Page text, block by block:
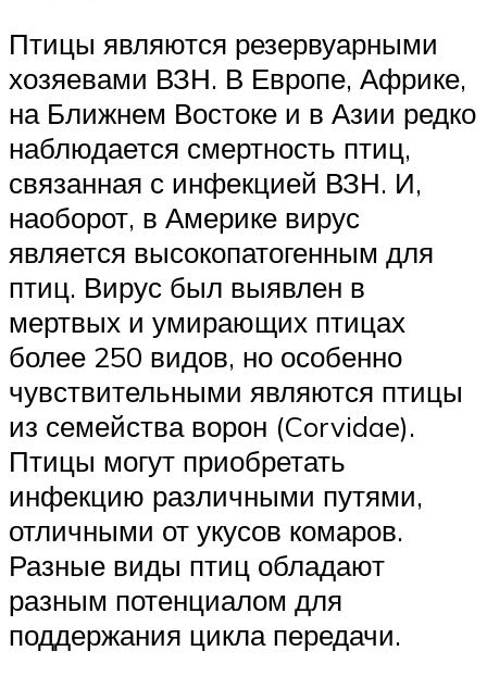
Птицы являются резервуарными
хозяевами ВЗН. В Европе, Африке,
на Ближнем Востоке и в Азии редко
наблюдается смертность птиц,
связанная с инфекцией ВЗН. И,
наоборот, в Америке вирус
является высокопатогенным для
птиц. Вирус был выявлен в
мертвых и умирающих птицах
более 250 видов, но особенно
чувствительными являются птицы
из семейства ворон (Corvidae).
Птицы могут приобретать
инфекцию различными путями,
отличными от укусов комаров.
Разные виды птиц обладают
разным потенциалом для
поддержания цикла передачи.